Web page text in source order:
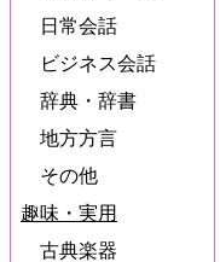
日常会話
ビジネス会話
辞典・辞書
地方方言
その他
趣味・実用
古典楽器